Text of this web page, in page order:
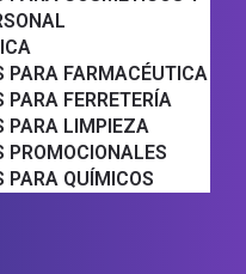
PARA FARMACÉUTICA
PARA FERRETERÍA
PARA LIMPIEZA
PROMOCIONALES
PARA QUÍMICOS